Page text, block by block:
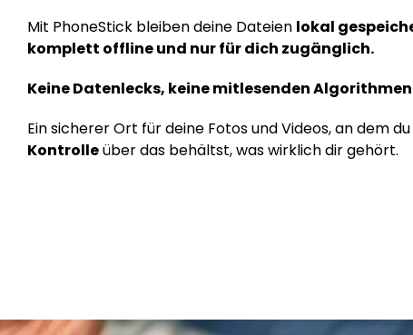
Mit PhoneStick bleiben deine Dateien lokal
komplett offline und nur für dich zugänglich.
Keine Datenlecks, keine mitlesenden
Ein sicherer Ort für deine Fotos und Videos, an dem du
Kontrolleüber das behältst, was wirklich dir gehört.